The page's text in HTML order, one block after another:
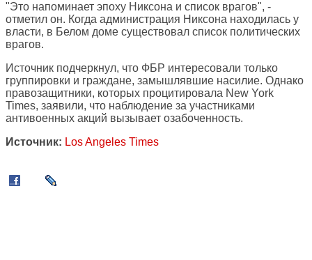
"Это напоминает эпоху Никсона и список врагов", -
отметил он. Когда администрация Никсона находилась у
власти, в Белом доме существовал список политических
врагов.
Источник подчеркнул, что ФБР интересовали только
группировки и граждане, замышлявшие насилие. Однако
правозащитники, которых процитировала New York
Times, заявили, что наблюдение за участниками
антивоенных акций вызывает озабоченность.
Источник: Los Angeles Times